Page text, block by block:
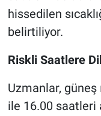
hissedilen
belirtiliyor.
Riskli Saatlere
Uzmanlar, güneş
ile 16.00 saatleri